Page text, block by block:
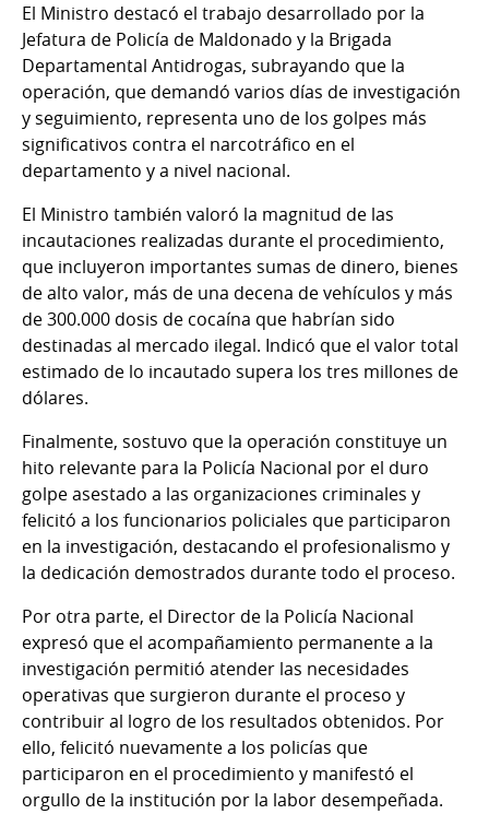
El Ministro destacó el trabajo desarrollado por la
Jefatura de Policía de Maldonado y la Brigada
Departamental Antidrogas, subrayando que la
operación, que demandó varios días de investigación
y seguimiento, representa uno de los golpes más
significativos contra el narcotráfico en el
departamento y a nivel nacional.
El Ministro también valoró la magnitud de las
incautaciones realizadas durante el procedimiento,
que incluyeron importantes sumas de dinero, bienes
de alto valor, más de una decena de vehículos y más
de 300.000 dosis de cocaína que habrían sido
destinadas al mercado ilegal. Indicó que el valor total
estimado de lo incautado supera los tres millones de
dólares.
Finalmente, sostuvo que la operación constituye un
hito relevante para la Policía Nacional por el duro
golpe asestado a las organizaciones criminales y
felicitó a los funcionarios policiales que participaron
en la investigación, destacando el profesionalismo y
la dedicación demostrados durante todo el proceso.
Por otra parte, el Director de la Policía Nacional
expresó que el acompañamiento permanente a la
investigación permitió atender las necesidades
operativas que surgieron durante el proceso y
contribuir al logro de los resultados obtenidos. Por
ello, felicitó nuevamente a los policías que
participaron en el procedimiento y manifestó el
orgullo de la institución por la labor desempeñada.